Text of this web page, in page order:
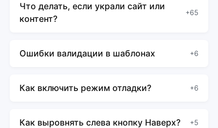
Что делать, если украли сайт или
контент?
+65
Ошибки валидации в шаблонах +6
Как включить режим отладки? +6
Как выровнять слева кнопку Наверх? +5